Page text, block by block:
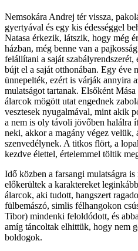
Nemsokára Andrej tér vissza,
gyertyával és egy kis édességgel
Natasa érkezik, látszik, hogy még
házban, még benne van a
felállítani a saját
bújt el a saját otthonában. Egy éve
ünnepelték, ezért is várják annyira
mulatságot tartanak. Elsőként
álarcok mögött utat engednek
vesztesek nyugalmával, mint akik
a nem is oly távoli jövőben halálra
neki, akkor a magány végez velük,
szenvedélynek. A titkos flört, a
kezdve élettel, értelemmel töltik
Idő közben a farsangi mulatságra
előkerültek a karaktereket
álarcok, aki tudott, hangszert
fülbemászó, simlis félhangokon
Tibor) mindenki feloldódott, és
amíg táncoltak elhittük, hogy nem
boldogok.